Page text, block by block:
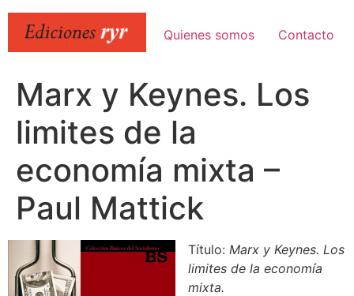
contenido
Quienes somos Contacto
Marx y Keynes. Los
limites de la
economía mixta –
Paul Mattick
Título: Marx y Keynes. Los
limites de la economía
mixta.